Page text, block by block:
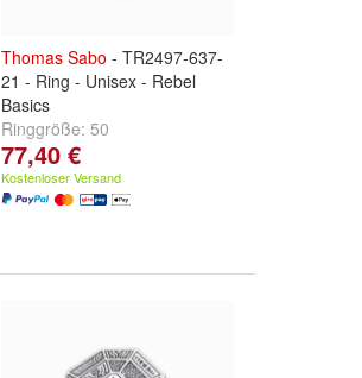
Thomas Sabo - TR2497-637-
21 - Ring - Unisex - Rebel
Basics
Ringgröße: 50
77,40 €
Kostenloser Versand